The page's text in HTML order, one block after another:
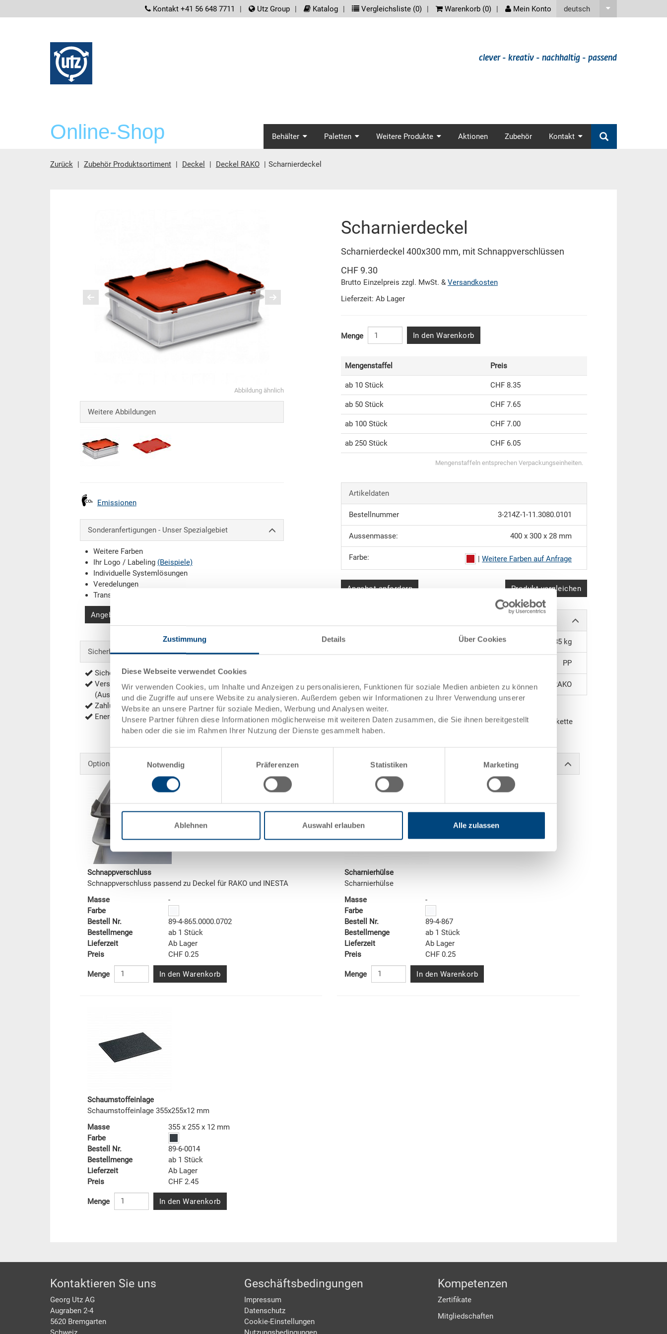
Zustimmung Details Über Cookies
Diese Webseite verwendet Cookies
Wir verwenden Cookies, um Inhalte und Anzeigen zu personalisieren, Funktionen für soziale Medien anbieten zu können
und die Zugriffe auf unsere Website zu analysieren. Außerdem geben wir Informationen zu Ihrer Verwendung unserer
Website an unsere Partner für soziale Medien, Werbung und Analysen weiter.
Unsere Partner führen diese Informationen möglicherweise mit weiteren Daten zusammen, die Sie ihnen bereitgestellt
haben oder die sie im Rahmen Ihrer Nutzung der Dienste gesammelt haben.
Einwilligungsauswahl
Notwendig
Präferenzen Statistiken Marketing
Ablehnen Auswahl erlauben Alle zulassen
deutsch
screenreader.meta_nav
Kontakt +41 56 648 7711 Utz Group Katalog Vergleichsliste (0) Warenkorb (0) Mein Konto
clever - kreativ - nachhaltig - passend
Online-Shop screenreader.main_nav
Behälter Paletten Weitere Produkte Aktionen Zubehör Kontakt
Zurück Zubehör Produktsortiment Deckel Deckel RAKO Scharnierdeckel
Abbildung ähnlich
Weitere Abbildungen
Emissionen
Sonderanfertigungen - Unser Spezialgebiet
Weitere Farben
Ihr Logo / Labeling (Beispiele)
Individuelle Systemlösungen
Veredelungen
Transponder (RFID) / Barcodes
Angebot anfordern
Sicherheit & Bestellung
Sichere Bestellung mit Verschlüsselung
Versandkostenfrei ab 1'000.- CHF Nettowarenwert
(Ausnahmen sieheVersandkosten)
Zahlung per Rechnung, Vorauskasse
Energieeffiziente und nachhaltige Produktion
Scharnierdeckel
Scharnierdeckel 400x300 mm, mit Schnappverschlüssen
CHF 9.30
Brutto Einzelpreis zzgl. MwSt. & Versandkosten
Lieferzeit: Ab Lager
Menge In den Warenkorb
Mengenstaffel Preis
ab 10 Stück CHF 8.35
ab 50 Stück CHF 7.65
ab 100 Stück CHF 7.00
ab 250 Stück CHF 6.05
Mengenstaffeln entsprechen Verpackungseinheiten.
Artikeldaten
Bestellnummer 3-214Z-1-11.3080.0101
Aussenmasse: 400 x 300 x 28 mm
Farbe: |Weitere Farben auf Anfrage
Angebot anfordern Produkt vergleichen
0.35 kg
PP
Passend zu RAKO
Scharnierdeckel, PP, verkehrsrot, aussen 400x300x28 mm, mit
Schnappverschlüssen, mit 6 Gurtaussparungen, zu RAKO, EAN-Etikette
Optionales Zubehör
Schnappverschluss
Schnappverschluss passend zu Deckel für RAKO und INESTA
Masse
-
Farbe
Bestell Nr.
89-4-865.0000.0702
Bestellmenge
ab 1 Stück
Lieferzeit
Ab Lager
Preis
CHF 0.25
Menge In den Warenkorb
Scharnierhülse
Scharnierhülse
Masse
-
Farbe
Bestell Nr.
89-4-867
Bestellmenge
ab 1 Stück
Lieferzeit
Ab Lager
Preis
CHF 0.25
Menge In den Warenkorb
Schaumstoffeinlage
Schaumstoffeinlage 355x255x12 mm
Masse
355 x 255 x 12 mm
Farbe
Bestell Nr.
89-6-0014
Bestellmenge
ab 1 Stück
Lieferzeit
Ab Lager
Preis
CHF 2.45
Menge In den Warenkorb
Footer
Kontaktieren Sie uns
Georg Utz AG
Augraben 2-4
5620 Bremgarten
Geschäftsbedingungen
Impressum
Datenschutz
Cookie-Einstellungen
Kompetenzen
Zertifikate
Mitgliedschaften